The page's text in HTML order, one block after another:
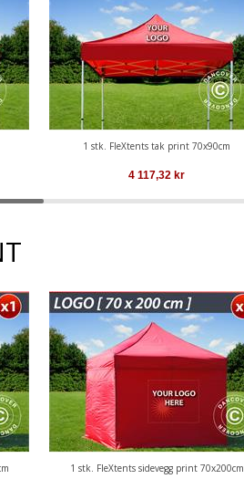
1 stk. FleXtents tak print 70x90cm
4 117,32 kr
1 stk. FleXtents sidevegg print 70x200cm